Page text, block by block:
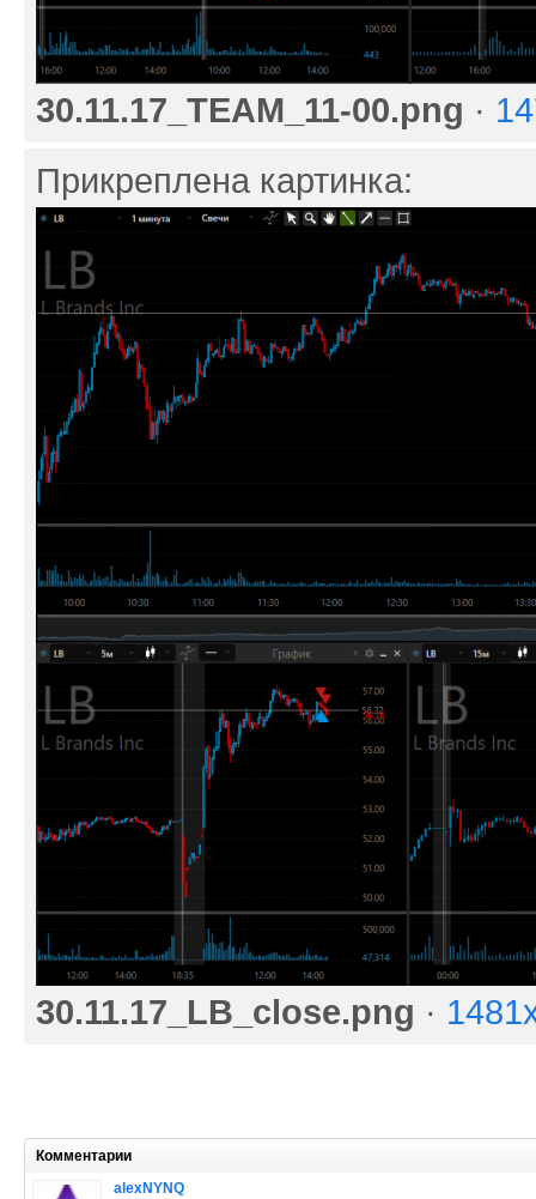
30.11.17_TEAM_11-00.png ·
Прикреплена картинка:
30.11.17_LB_close.png ·
Комментарии
alexNYNQ